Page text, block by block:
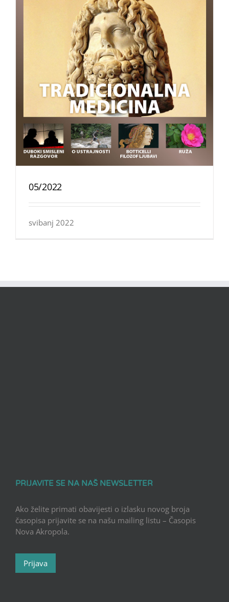
05/2022
svibanj 2022
PRIJAVITE SE NA NAŠ NEWSLETTER
Ako želite primati obavijesti o izlasku novog broja
časopisa prijavite se na našu mailing listu – Časopis
Nova Akropola.
Prijava